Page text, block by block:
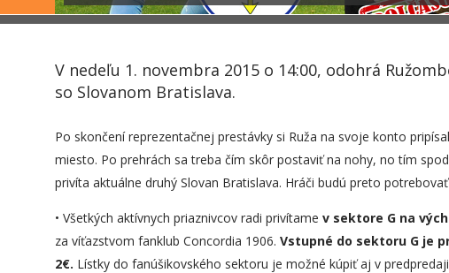
V nedeľu 1. novembra 2015 o 14:00, odohrá
so Slovanom Bratislava.
Po skončení reprezentačnej prestávky si Ruža na svoje konto
miesto. Po prehrách sa treba čím skôr postaviť na nohy, no tím
privíta aktuálne druhý Slovan Bratislava. Hráči budú preto
• Všetkých aktívnych priaznivcov radi privítame v sektore G na
za víťazstvom fanklub Concordia 1906. Vstupné do sektoru G je
2€. Lístky do fanúšikovského sektoru je možné kúpiť aj v